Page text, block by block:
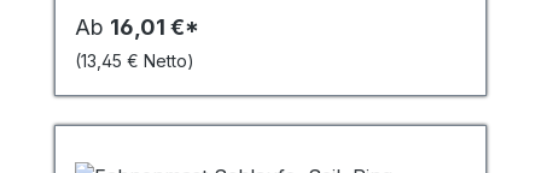
und Bannern. Sie fungieren als
Kletterstoppgewicht, das heisst, sie
verhindern, dass die Fahne oder das
Banner sich um den Fahnenmast wickelt.
In stürmischen Windverhältnissen spielen
sie eine entscheidende Rolle, indem sie das
Ab 16,01 €*
(13,45 € Netto)